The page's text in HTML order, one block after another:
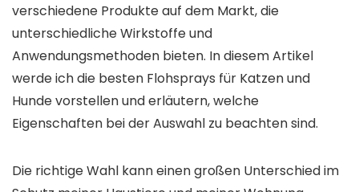
verschiedene Produkte auf dem Markt, die
unterschiedliche Wirkstoffe und
Anwendungsmethoden bieten. In diesem Artikel
werde ich die besten Flohsprays für Katzen und
Hunde vorstellen und erläutern, welche
Eigenschaften bei der Auswahl zu beachten sind.
Die richtige Wahl kann einen großen Unterschied im